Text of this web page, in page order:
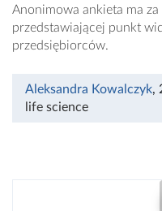
Anonimowa ankieta ma
przedstawiającej punkt
przedsiębiorców.
Aleksandra Kowalczyk,
life science